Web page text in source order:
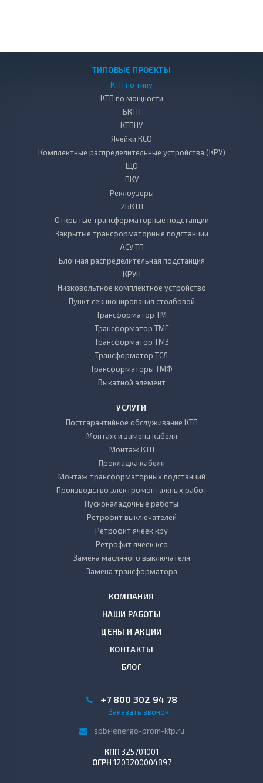
ТИПОВЫЕ ПРОЕКТЫ
КТП по типу
КТП по мощности
БКТП
КТПНУ
Ячейки КСО
Комплектные распределительные устройства (КРУ)
ЩО
ПКУ
Реклоузеры
2БКТП
Открытые трансформаторные подстанции
Закрытые трансформаторные подстанции
АСУ ТП
Блочная распределительная подстанция
КРУН
Низковольтное комплектное устройство
Пункт секционирования столбовой
Трансформатор ТМ
Трансформатор ТМГ
Трансформатор ТМЗ
Трансформатор ТСЛ
Трансформаторы ТМФ
Выкатной элемент
УСЛУГИ
Постгарантийное обслуживание КТП
Монтаж и замена кабеля
Монтаж КТП
Прокладка кабеля
Монтаж трансформаторных подстанций
Производство электромонтажных работ
Пусконаладочные работы
Ретрофит выключателей
Ретрофит ячеек кру
Ретрофит ячеек ксо
Замена масляного выключателя
Замена трансформатора
КОМПАНИЯ
НАШИ РАБОТЫ
ЦЕНЫ И АКЦИИ
КОНТАКТЫ
БЛОГ
+7 800 302 94 78
Заказать звонок
spb@energo-prom-ktp.ru
КПП 325701001
ОГРН 1203200004897